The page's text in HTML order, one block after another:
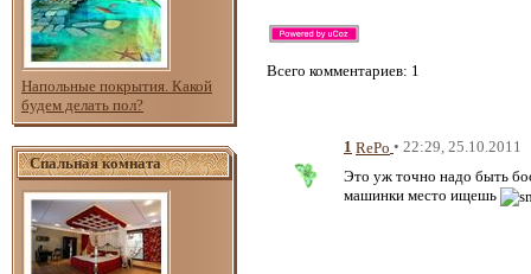
Напольные покрытия. Какой
будем делать пол?
Спальная комната
Всего комментариев: 1
1 RePo • 22:29, 25.10.2011
Это уж точно надо быть
машинки место ищешь